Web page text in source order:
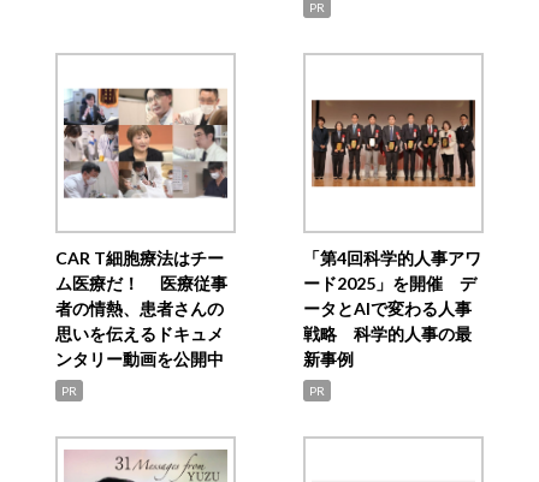
PR
CAR T細胞療法はチー
ム医療だ！ 医療従事
者の情熱、患者さんの
思いを伝えるドキュメ
ンタリー動画を公開中
PR
「第4回科学的人事アワ
ード2025」を開催 デ
ータとAIで変わる人事
戦略 科学的人事の最
新事例
PR